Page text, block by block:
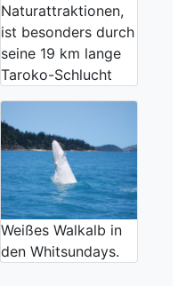
Naturattraktionen,
ist besonders durch
seine 19 km lange
Taroko-Schlucht
Weißes Walkalb in
den Whitsundays.